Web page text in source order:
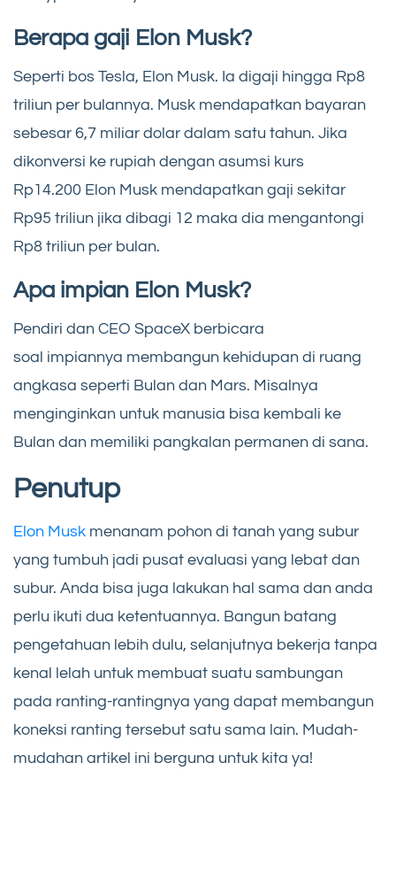
Berapa gaji Elon Musk?
Seperti bos Tesla, Elon Musk. Ia digaji hingga Rp8
triliun per bulannya. Musk mendapatkan bayaran
sebesar 6,7 miliar dolar dalam satu tahun. Jika
dikonversi ke rupiah dengan asumsi kurs
Rp14.200 Elon Musk mendapatkan gaji sekitar
Rp95 triliun jika dibagi 12 maka dia mengantongi
Rp8 triliun per bulan.
Apa impian Elon Musk?
Pendiri dan CEO SpaceX berbicara
soal impiannya membangun kehidupan di ruang
angkasa seperti Bulan dan Mars. Misalnya
menginginkan untuk manusia bisa kembali ke
Bulan dan memiliki pangkalan permanen di sana.
Penutup
Elon Musk menanam pohon di tanah yang subur
yang tumbuh jadi pusat evaluasi yang lebat dan
subur. Anda bisa juga lakukan hal sama dan anda
perlu ikuti dua ketentuannya. Bangun batang
pengetahuan lebih dulu, selanjutnya bekerja tanpa
kenal lelah untuk membuat suatu sambungan
pada ranting-rantingnya yang dapat membangun
koneksi ranting tersebut satu sama lain. Mudah-
mudahan artikel ini berguna untuk kita ya!